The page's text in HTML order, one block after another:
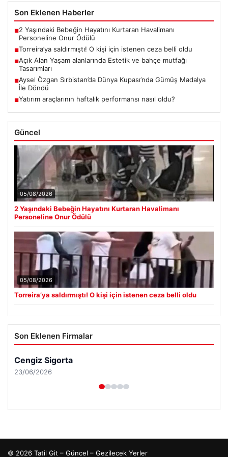
Son Eklenen Haberler
■2 Yaşındaki Bebeğin Hayatını Kurtaran Havalimanı
Personeline Onur Ödülü
■Torreira’ya saldırmıştı! O kişi için istenen ceza belli oldu
■Açık Alan Yaşam alanlarında Estetik ve bahçe mutfağı
Tasarımları
■Aysel Özgan Sırbistan’da Dünya Kupası’nda Gümüş Madalya
İle Döndü
■Yatırım araçlarının haftalık performansı nasıl oldu?
Güncel
05/08/2026
2 Yaşındaki Bebeğin Hayatını Kurtaran Havalimanı
Personeline Onur Ödülü
05/08/2026
Torreira’ya saldırmıştı! O kişi için istenen ceza belli oldu
Son Eklenen Firmalar
Cengiz Sigorta
23/06/2026
© 2026 Tatil Git – Güncel – Gezilecek Yerler